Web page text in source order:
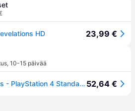
HD 23,99 €
, 10-15 päivää
Resident Evil Revelations - PlayStation 4 Standard Edition 52,64 €